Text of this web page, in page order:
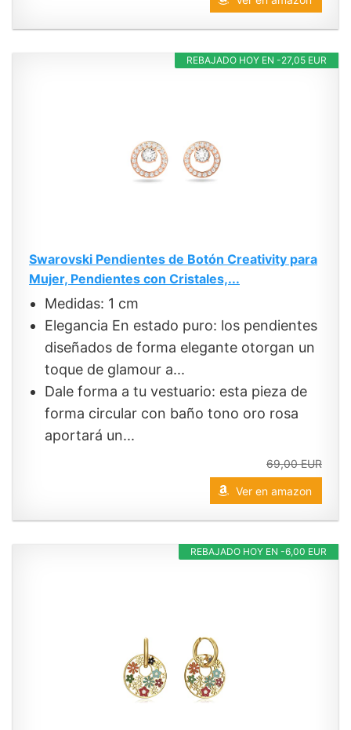
REBAJADO HOY EN -27,05 EUR
Swarovski Pendientes de Botón Creativity para
Mujer, Pendientes con Cristales,...
Medidas: 1 cm
Elegancia En estado puro: los pendientes
diseñados de forma elegante otorgan un
toque de glamour a...
Dale forma a tu vestuario: esta pieza de
forma circular con baño tono oro rosa
aportará un...
69,00 EUR
Ver en amazon
REBAJADO HOY EN -6,00 EUR